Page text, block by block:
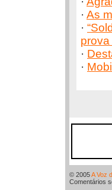
· As
·
prova
·
·
© 2005A Voz
Comentários